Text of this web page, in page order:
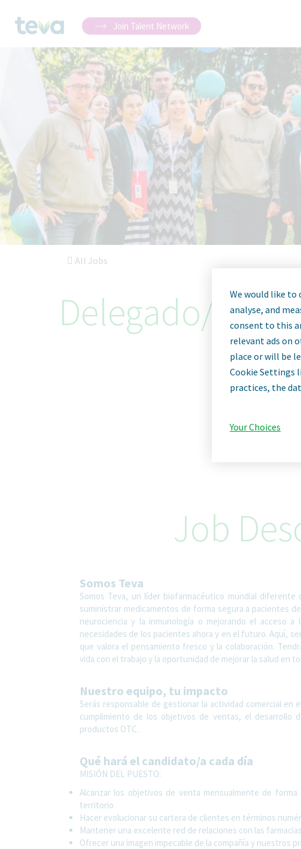
Join Talent Network
All Jobs
Delegado/a de
+
Job
Somos Teva
Somos Teva, un líder biofarmacéutico mundial
suministrar medicamentos de forma segura a pacientes
neurociencia y la inmunología o mejorando el acceso
necesidades de los pacientes ahora y en el futuro. Aquí,
que valora el pensamiento fresco y la colaboración.
vida con el trabajo y la oportunidad de mejorar la salud en
Nuestro equipo, tu impacto
Serás responsable de gestionar la actividad comercial
cumplimiento de los objetivos de ventas, el desarrollo
productos OTC.
Qué hará el candidato/a cada día
MISIÓN DEL PUESTO:
Alcanzar los objetivos de venta mensualmente de
territorio
Hacer evolucionar su cartera de clientes en términos
Mantener una excelente red de relaciones con las
Ofrecer una imagen impecable de la compañía y nuestros
We would like to
analyse, and
consent to this
relevant ads on
place or will be
Cookie Settings
practices, the
Your Choices